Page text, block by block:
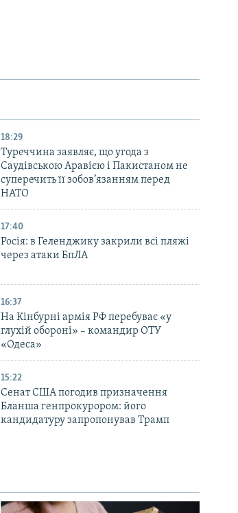
18:29
Туреччина заявляє, що угода з
Саудівською Аравією і Пакистаном не
суперечить її зобов’язанням перед
НАТО
17:40
Росія: в Геленджику закрили всі пляжі
через атаки БпЛА
16:37
На Кінбурні армія РФ перебуває «у
глухій обороні» – командир ОТУ
«Одеса»
15:22
Сенат США погодив призначення
Бланша генпрокурором: його
кандидатуру запропонував Трамп